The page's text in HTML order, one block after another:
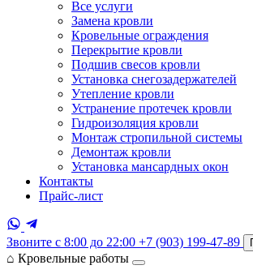
Все услуги
Замена кровли
Кровельные ограждения
Перекрытие кровли
Подшив свесов кровли
Установка снегозадержателей
Утепление кровли
Устранение протечек кровли
Гидроизоляция кровли
Монтаж стропильной системы
Демонтаж кровли
Установка мансардных окон
Контакты
Прайс-лист
Звоните с 8:00 до 22:00 +7 (903) 199-47-89
⌂ Кровельные работы